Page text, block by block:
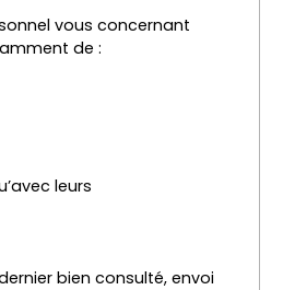
vous concernant
de :
leurs
bien consulté, envoi